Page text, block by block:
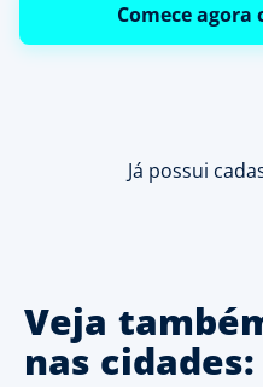
Comece agora
Já possui
Veja
nas cidades: